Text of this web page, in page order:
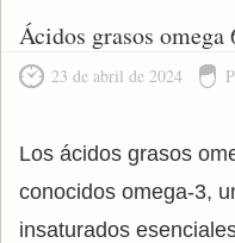
Ácidos grasos omega
23 de abril de 2024
Los ácidos grasos
conocidos omega-3,
insaturados